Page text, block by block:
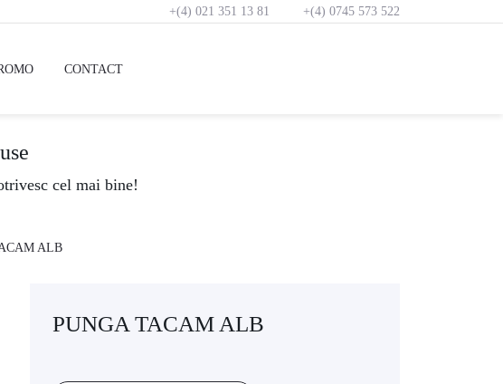
+(4) 021 351 13 81 +(4) 0745 573 522
CONTACT
cel mai bine!
ALB
PUNGA TACAM ALB